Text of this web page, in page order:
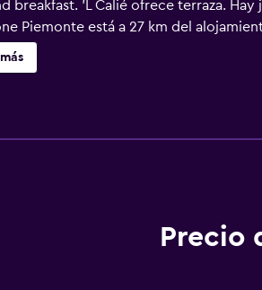
breakfast. 'L Calié ofrece terraza.
Piemonte está a 27 km del
Precio